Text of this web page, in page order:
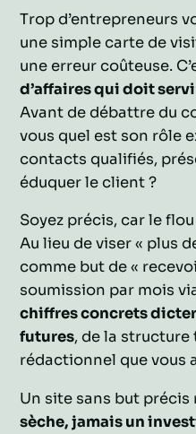
Trop d’entrepreneurs
une simple carte de
une erreur coûteuse.
d’affaires qui doit
Avant de débattre du
vous quel est son rôle
contacts qualifiés,
éduquer le client ?
Soyez précis, car le
Au lieu de viser « plus
comme but de «
soumission par mois
chiffres concrets
futures, de la
rédactionnel que vous
Un site sans but
sèche, jamais un